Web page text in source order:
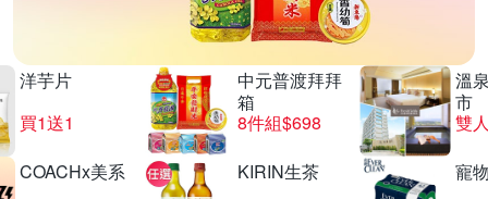
洋芋片
買1送1
中元普渡拜拜
箱
8件組$698
溫
市
COACHx美系
KIRIN生茶
寵